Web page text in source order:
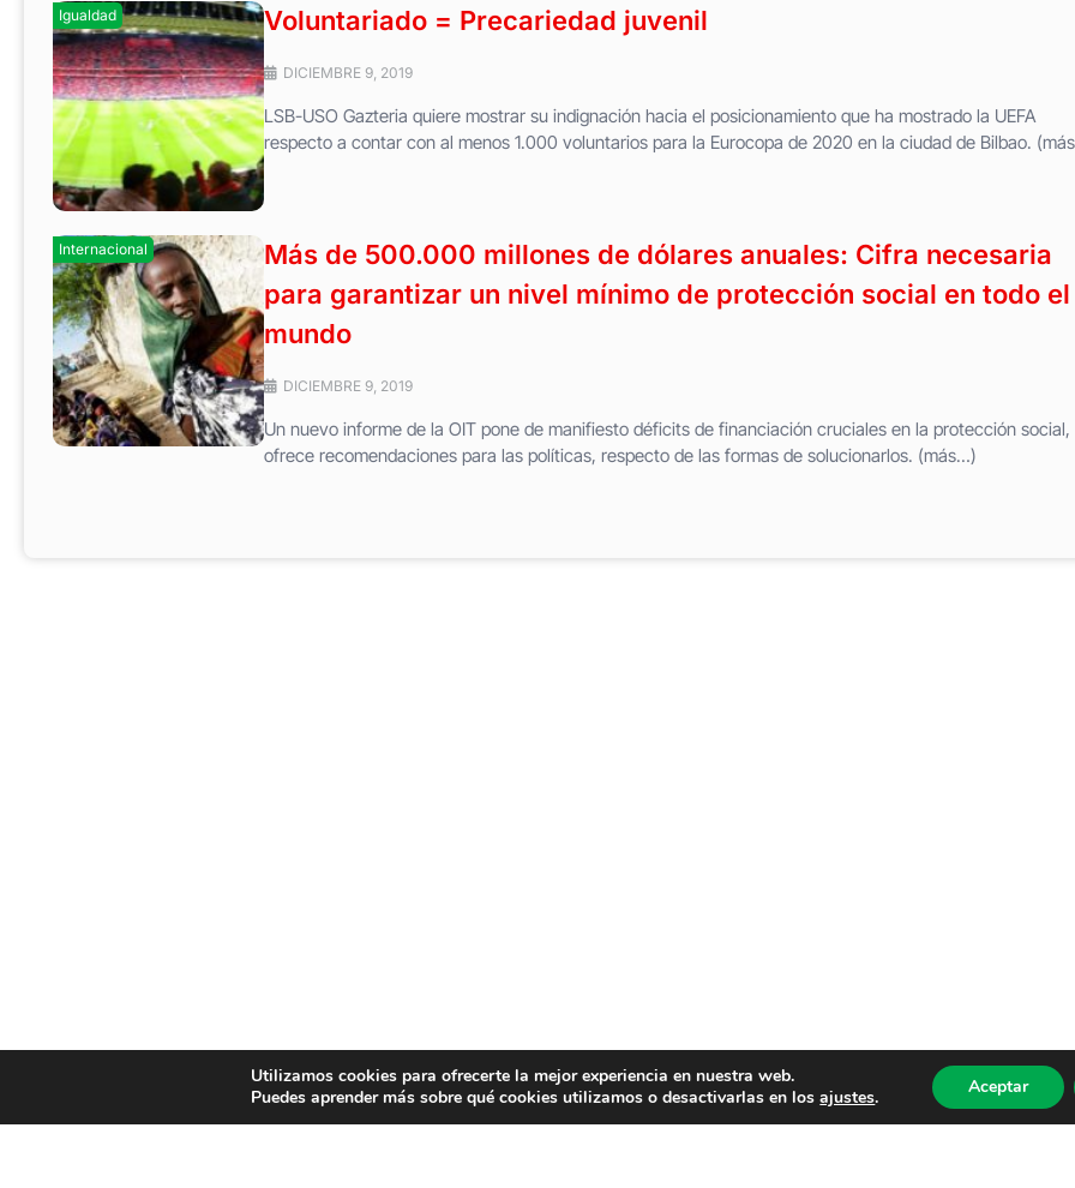
Igualdad Voluntariado = Precariedad juvenil
DICIEMBRE 9, 2019
LSB-USO Gazteria quiere mostrar su indignación hacia el posicionamiento que ha mostrado la UEFA
respecto a contar con al menos 1.000 voluntarios para la Eurocopa de 2020 en la ciudad de Bilbao.
Internacional
Más de 500.000 millones de dólares anuales: Cifra necesaria
para garantizar un nivel mínimo de protección social en todo el
mundo
DICIEMBRE 9, 2019
Un nuevo informe de la OIT pone de manifiesto déficits de financiación cruciales en la protección social,
ofrece recomendaciones para las políticas, respecto de las formas de solucionarlos. (más…)
Utilizamos cookies para ofrecerte la mejor experiencia en nuestra web.
Puedes aprender más sobre qué cookies utilizamos o desactivarlas en losajustes. Aceptar